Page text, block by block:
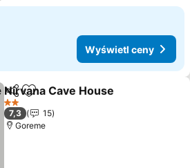
Wyświetl ceny
Udostępnij
Dodaj do ulubionych
Nirvana Cave House
2 Kategoria
7,3
15
Goreme